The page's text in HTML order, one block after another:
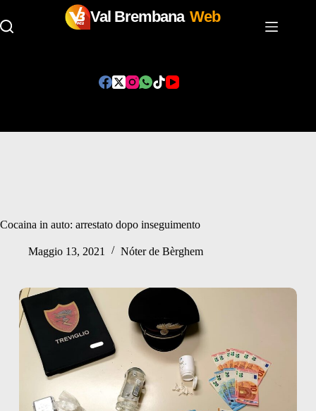
Val Brembana Web
Cocaina in auto: arrestato dopo inseguimento
Maggio 13, 2021 Nóter de Bèrghem